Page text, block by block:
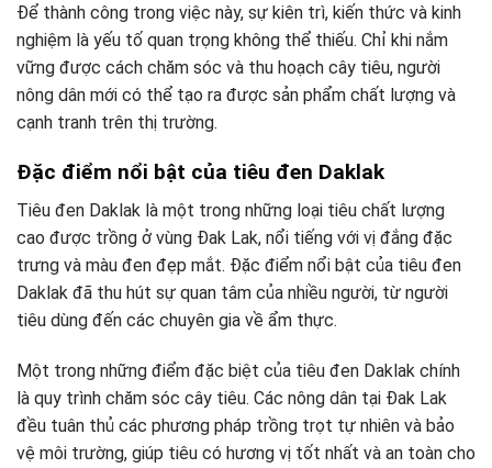
Để thành công trong việc này, sự kiên trì, kiến thức và kinh
nghiệm là yếu tố quan trọng không thể thiếu. Chỉ khi nắm
vững được cách chăm sóc và thu hoạch cây tiêu, người
nông dân mới có thể tạo ra được sản phẩm chất lượng và
cạnh tranh trên thị trường.
Đặc điểm nổi bật của tiêu đen Daklak
Tiêu đen Daklak là một trong những loại tiêu chất lượng
cao được trồng ở vùng Đak Lak, nổi tiếng với vị đắng đặc
trưng và màu đen đẹp mắt. Đặc điểm nổi bật của tiêu đen
Daklak đã thu hút sự quan tâm của nhiều người, từ người
tiêu dùng đến các chuyên gia về ẩm thực.
Một trong những điểm đặc biệt của tiêu đen Daklak chính
là quy trình chăm sóc cây tiêu. Các nông dân tại Đak Lak
đều tuân thủ các phương pháp trồng trọt tự nhiên và bảo
vệ môi trường, giúp tiêu có hương vị tốt nhất và an toàn cho